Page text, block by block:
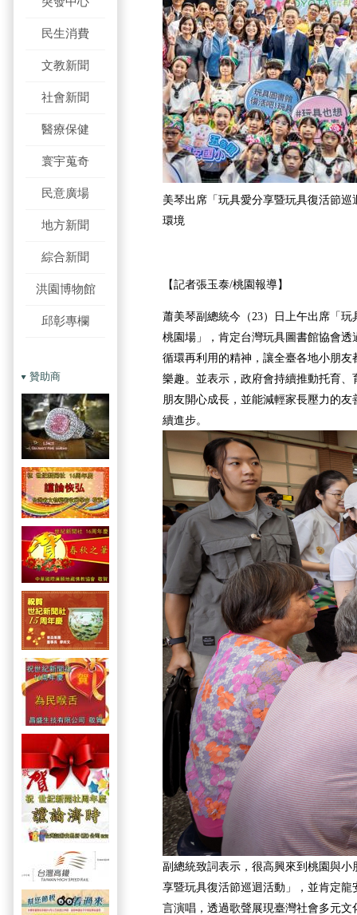
民生消費
文教新聞
社會新聞
醫療保健
寰宇蒐奇
民意廣場
地方新聞
綜合新聞
洪園博物館
邱彰專欄
贊助商
美琴出席「玩具愛分享暨玩具復活節
環境
【記者張玉泰/桃園報導】
蕭美琴副總統今（23）日上午出席「
桃園場」，肯定台灣玩具圖書館協會
循環再利用的精神，讓全臺各地小朋
樂趣。並表示，政府會持續推動托育
朋友開心成長，並能減輕家長壓力的
續進步。
副總統致詞表示，很高興來到桃園與
享暨玩具復活節巡迴活動」，並肯定
言演唱，透過歌聲展現臺灣社會多元